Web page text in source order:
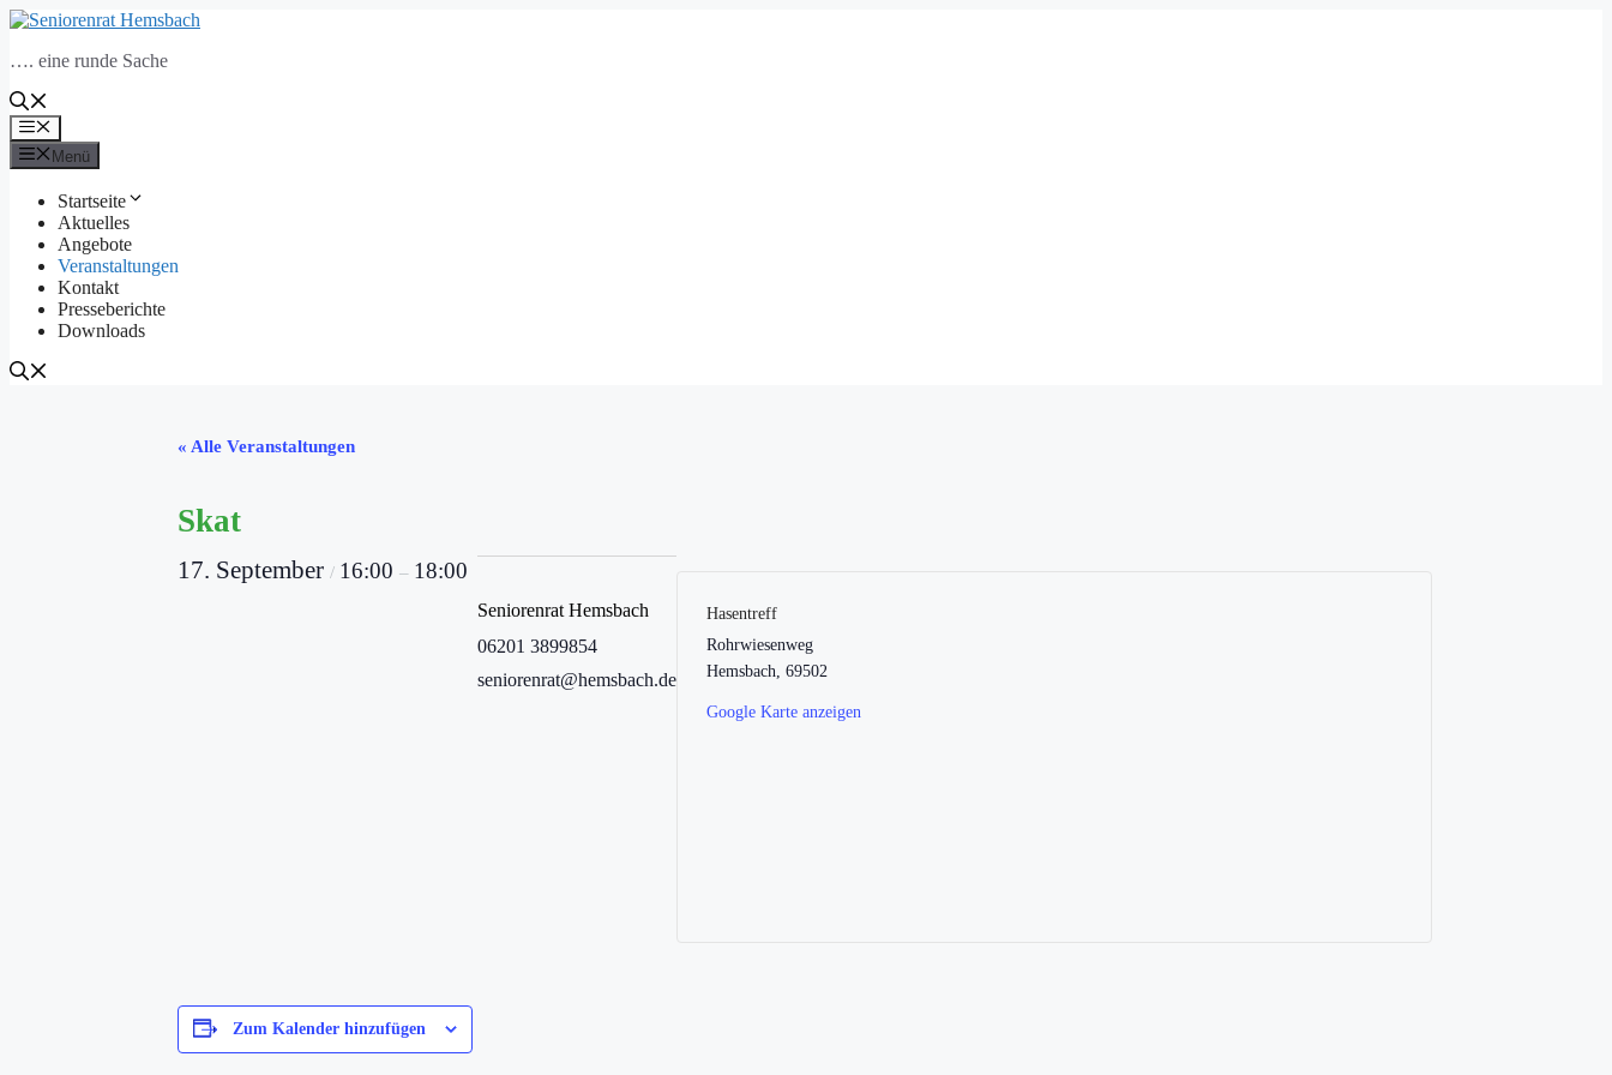
Zum
springen
…. eine runde Sache
Menü
Menü
Startseite
Aktuelles
Angebote
Veranstaltungen
Kontakt
Presseberichte
Downloads
« Alle Veranstaltungen
Skat
17. September / 16:00 – 18:00
Seniorenrat Hemsbach
06201 3899854
seniorenrat@hemsbach.de
Hasentreff
Rohrwiesenweg
Hemsbach 69502
Google Karte anzeigen
Zum Kalender hinzufügen